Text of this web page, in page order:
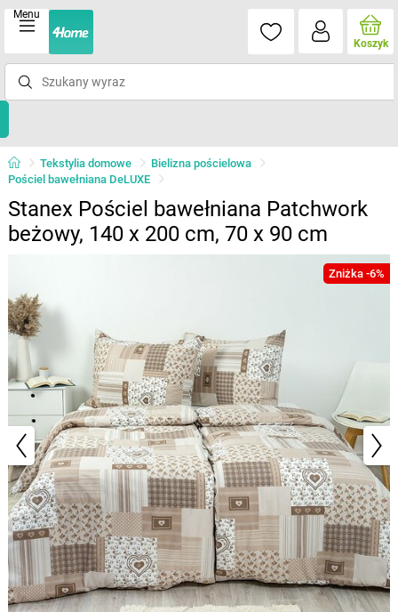
Menu
Koszyk
Tekstylia domowe
Bielizna pościelowa
Pościel bawełniana DeLUXE
Stanex Pościel bawełniana Patchwork
beżowy, 140 x 200 cm, 70 x 90 cm
Zniżka -6%